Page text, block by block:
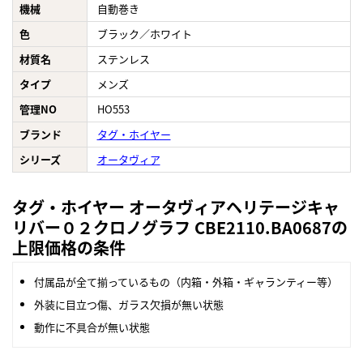
機械
自動巻き
色
ブラック／ホワイト
材質名
ステンレス
タイプ
メンズ
管理NO
HO553
ブランド
タグ・ホイヤー
シリーズ
オータヴィア
タグ・ホイヤー オータヴィアヘリテージキャ
リバー０２クロノグラフ CBE2110.BA0687の
上限価格の条件
付属品が全て揃っているもの（内箱・外箱・ギャランティー等）
外装に目立つ傷、ガラス欠損が無い状態
動作に不具合が無い状態